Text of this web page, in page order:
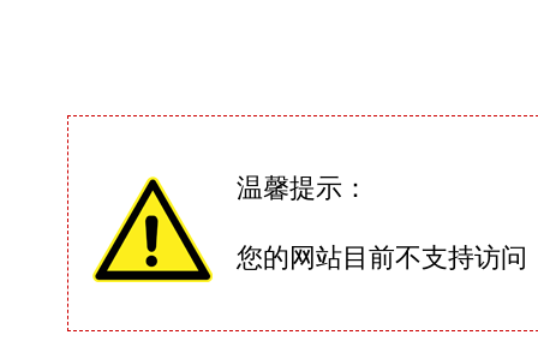
温馨提示：
您的网站目前不支持访